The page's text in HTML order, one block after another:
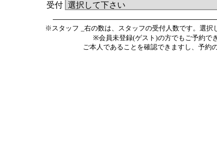
受付
※スタッフ _右の数は、スタッフの受付人数です。選
※会員未登録(ゲスト)の方でもご予約で
ご本人であることを確認できますし、予約